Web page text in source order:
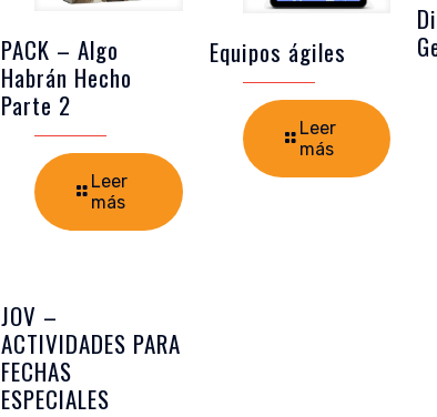
PACK – Algo
Habrán Hecho
Parte 2
Leer
más
Equipos ágiles
Leer
más
JOV –
ACTIVIDADES PARA
FECHAS
ESPECIALES